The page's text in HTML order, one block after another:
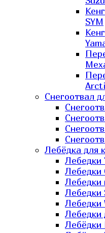
SYM
Снегоотвал
Лебёдка для
Лебедки
Лебедки
Лебедки
Лебедки
Лебедки
Лебедки
Лебёдки